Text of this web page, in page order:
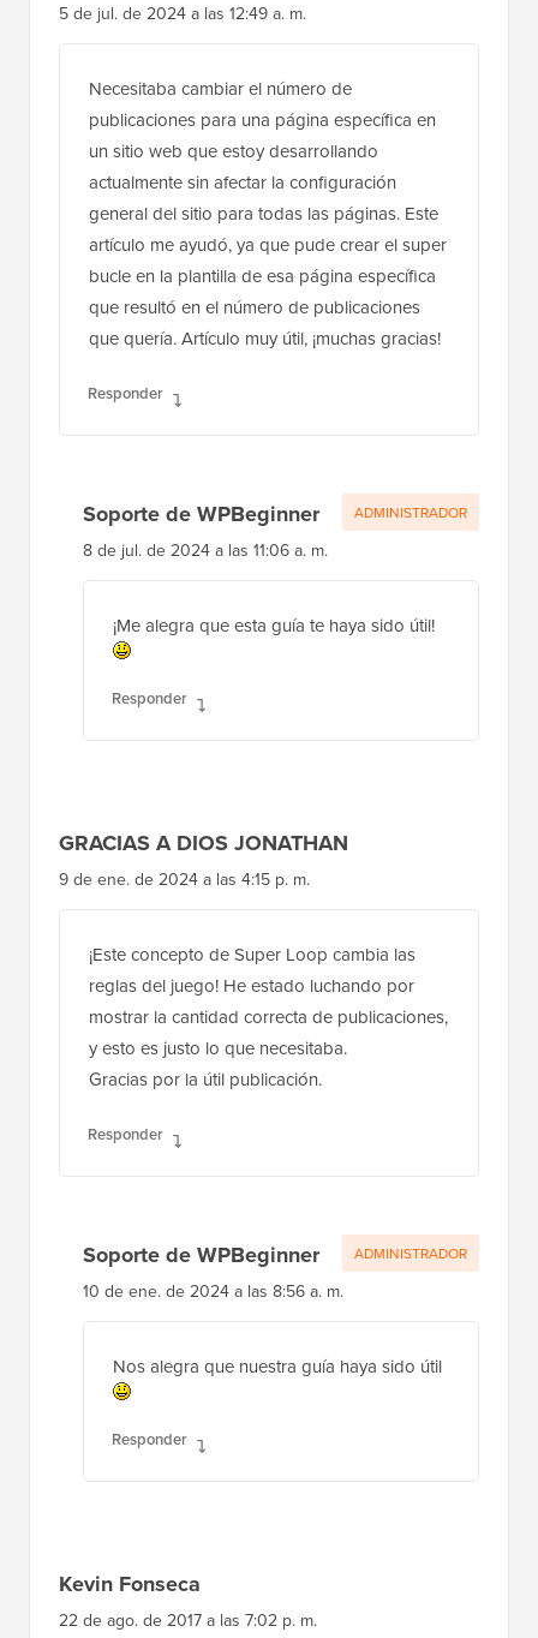
5 de jul. de 2024 a las 12:49 a. m.
Necesitaba cambiar el número de
publicaciones para una página específica en
un sitio web que estoy desarrollando
actualmente sin afectar la configuración
general del sitio para todas las páginas. Este
artículo me ayudó, ya que pude crear el super
bucle en la plantilla de esa página específica
que resultó en el número de publicaciones
que quería. Artículo muy útil, ¡muchas gracias!
Responder
Soporte de WPBeginner
8 de jul. de 2024 a las 11:06 a. m.
¡Me alegra que esta guía te haya sido útil!
Responder
ADMINISTRADOR
GRACIAS A DIOS JONATHAN
9 de ene. de 2024 a las 4:15 p. m.
¡Este concepto de Super Loop cambia las
reglas del juego! He estado luchando por
mostrar la cantidad correcta de publicaciones,
y esto es justo lo que necesitaba.
Gracias por la útil publicación.
Responder
Soporte de WPBeginner
10 de ene. de 2024 a las 8:56 a. m.
Nos alegra que nuestra guía haya sido útil
Responder
ADMINISTRADOR
Kevin Fonseca
22 de ago. de 2017 a las 7:02 p. m.